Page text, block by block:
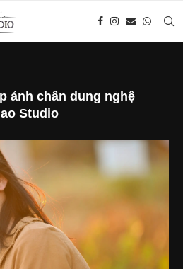
ảnh chân dung nghệ
Studio